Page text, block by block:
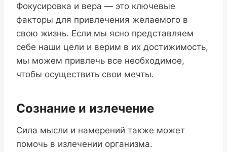
Фокусировка и вера — это ключевые
факторы для привлечения желаемого в
свою жизнь. Если мы ясно представляем
себе наши цели и верим в их достижимость,
мы можем привлечь все необходимое,
чтобы осуществить свои мечты.
Сознание и излечение
Сила мысли и намерений также может
помочь в излечении организма.